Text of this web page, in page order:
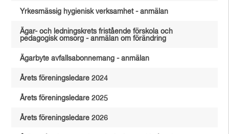
Yrkesmässig hygienisk verksamhet - anmälan
Ägar- och ledningskrets fristående förskola och
pedagogisk omsorg - anmälan om förändring
Ägarbyte avfallsabonnemang - anmälan
Årets föreningsledare 2024
Årets föreningsledare 2025
Årets föreningsledare 2026